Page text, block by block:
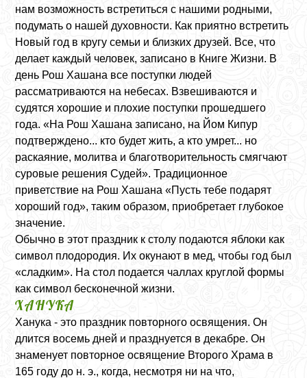
нам возможность встретиться с нашими родными,
подумать о нашей духовности. Как приятно встретить
Новый год в кругу семьи и близких друзей. Все, что
делает каждый человек, записано в Книге Жизни. В
день Рош Хашана все поступки людей
рассматриваются на небесах. Взвешиваются и
судятся хорошие и плохие поступки прошедшего
года. «На Рош Хашана записано, на Йом Кипур
подтверждено... кто будет жить, а кто умрет... но
раскаяние, молитва и благотворительность смягчают
суровые решения Судей». Традиционное
приветствие на Рош Хашана «Пусть тебе подарят
хороший год», таким образом, приобретает глубокое
значение.
Обычно в этот праздник к столу подаются яблоки как
символ плодородия. Их окунают в мед, чтобы год был
«сладким». На стол подается чаллах круглой формы
как символ бесконечной жизни.
ХАНУКА
Ханука - это праздник повторного освящения. Он
длится восемь дней и празднуется в декабре. Он
знаменует повторное освящение Второго Храма в
165 году до н. э., когда, несмотря ни на что,